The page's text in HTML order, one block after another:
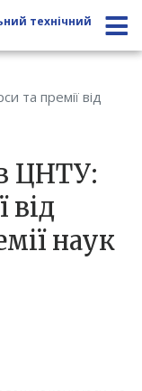
технічний
та премії від
ЦНТУ:
від
наук